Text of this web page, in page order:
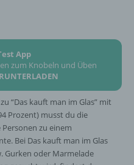
App
zum Knobeln und Üben
“Das kauft man im Glas” mit
Prozent) musst du die
zu einem
Bei Das kauft man im Glas
Gurken oder Marmelade